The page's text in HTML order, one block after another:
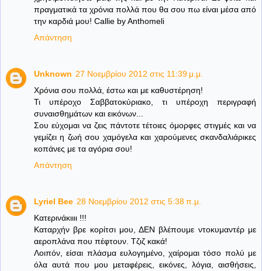
πραγματικά τα χρόνια πολλά που θα σου πω είναι μέσα από
την καρδιά μου! Callie by Anthomeli
Απάντηση
Unknown 27 Νοεμβρίου 2012 στις 11:39 μ.μ.
Χρόνια σου πολλά, έστω και με καθυστέρηση!
Τι υπέροχο Σαββατοκύριακο, τι υπέροχη περιγραφή
συναισθημάτων και εικόνων...
Σου εύχομαι να ζεις πάντοτε τέτοιες όμορφες στιγμές και να
γεμίζει η ζωή σου χαμόγελα και χαρούμενες σκανδαλιάρικες
κοπάνες με τα αγόρια σου!
Απάντηση
Lyriel Bee 28 Νοεμβρίου 2012 στις 5:38 π.μ.
Κατερινάκιιιι !!!
Καταρχήν βρε κορίτσι μου, ΔΕΝ βλέπουμε ντοκυμαντέρ με
αεροπλάνα που πέφτουν. Τζιζ κακά!
Λοιπόν, είσαι πλάσμα ευλογημένο, χαίρομαι τόσο πολύ με
όλα αυτά που μου μεταφέρεις, εικόνες, λόγια, αισθήσεις,